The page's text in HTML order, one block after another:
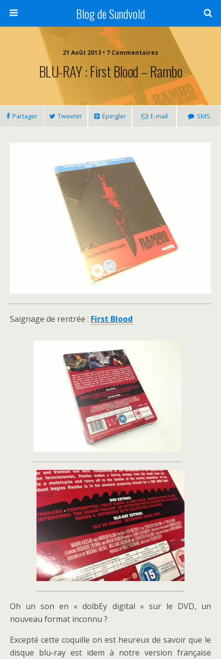
Blog de Sundvold
21 Août 2013 • 7 Commentaires
BLU-RAY : First Blood – Rambo
Partager Tweeter Épingler E-mail SMS
Saignage de rentrée : First Blood
Oh un son en « dolbEy digital » sur le DVD, un
nouveau format inconnu ?
Excepté cette coquille on est heureux de savoir que le
disque blu-ray est idem à notre version française